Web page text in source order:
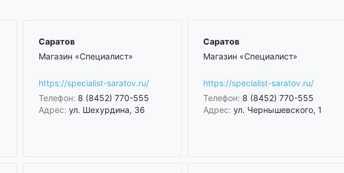
Саратов
Магазин «Специалист»
https://specialist-saratov.ru/
Телефон: 8 (8452) 770-555
Адрес: ул. Шехурдина, 36
Саратов
Магазин «Специалист»
https://specialist-saratov.ru/
Телефон: 8 (8452) 770-555
Адрес: ул. Чернышевского, 1